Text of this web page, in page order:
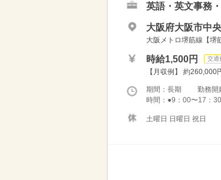
英語・英文事務
大阪府大阪市中
大阪メトロ堺筋線【堺
時給1,500円 交通
【月収例】 約
期間：長期 勤務開
時間：●9：00〜17：
土曜日 日曜日 祝日